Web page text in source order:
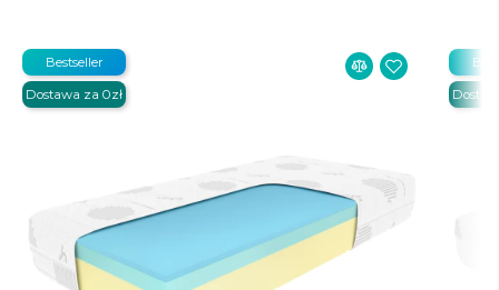
Bestseller
Dostawa za 0zł